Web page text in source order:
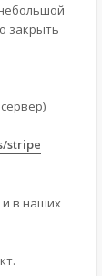
закрыть
stripe
в наших